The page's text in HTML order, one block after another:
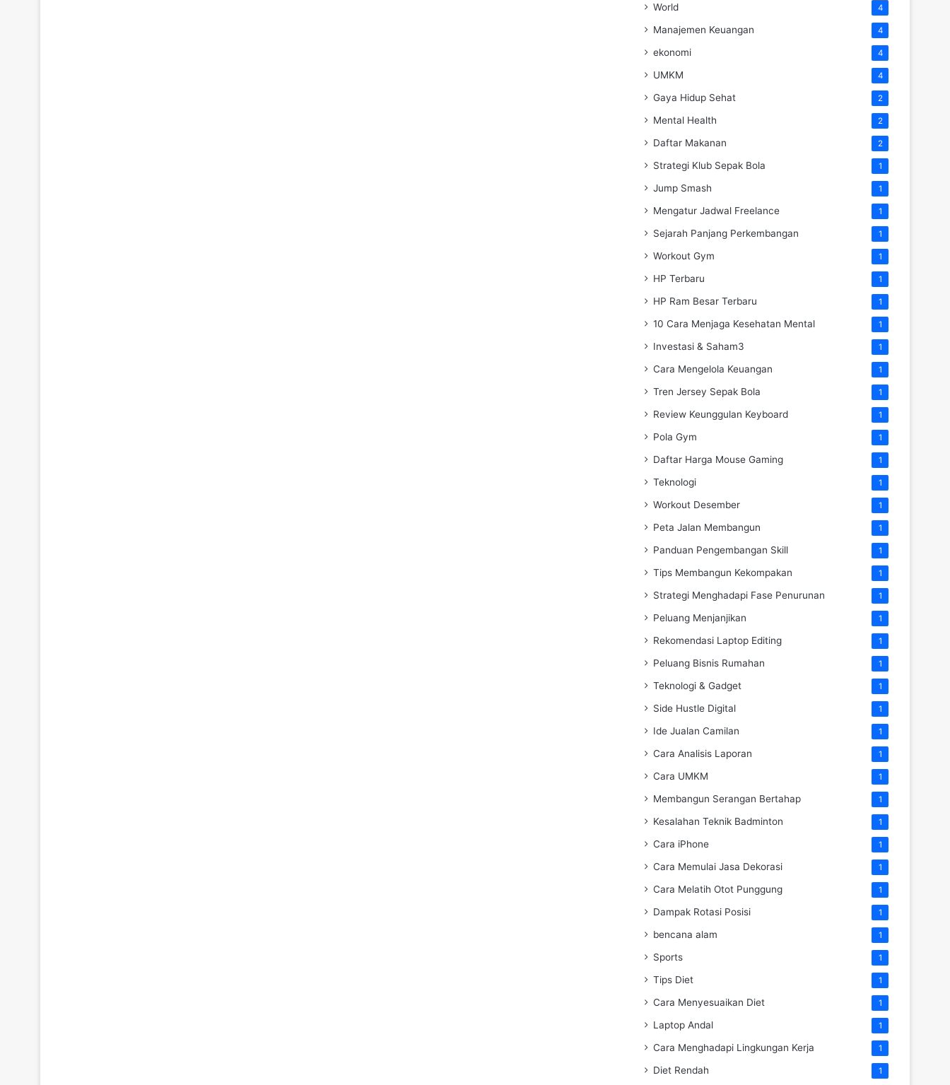
World 4
Manajemen Keuangan 4
ekonomi 4
UMKM 4
Gaya Hidup Sehat 2
Mental Health 2
Daftar Makanan 2
Strategi Klub Sepak Bola 1
Jump Smash 1
Mengatur Jadwal Freelance 1
Sejarah Panjang Perkembangan 1
Workout Gym 1
HP Terbaru 1
HP Ram Besar Terbaru 1
10 Cara Menjaga Kesehatan Mental 1
Investasi & Saham3 1
Cara Mengelola Keuangan 1
Tren Jersey Sepak Bola 1
Review Keunggulan Keyboard 1
Pola Gym 1
Daftar Harga Mouse Gaming 1
Teknologi 1
Workout Desember 1
Peta Jalan Membangun 1
Panduan Pengembangan Skill 1
Tips Membangun Kekompakan 1
Strategi Menghadapi Fase Penurunan 1
Peluang Menjanjikan 1
Rekomendasi Laptop Editing 1
Peluang Bisnis Rumahan 1
Teknologi & Gadget 1
Side Hustle Digital 1
Ide Jualan Camilan 1
Cara Analisis Laporan 1
Cara UMKM 1
Membangun Serangan Bertahap 1
Kesalahan Teknik Badminton 1
Cara iPhone 1
Cara Memulai Jasa Dekorasi 1
Cara Melatih Otot Punggung 1
Dampak Rotasi Posisi 1
bencana alam 1
Sports 1
Tips Diet 1
Cara Menyesuaikan Diet 1
Laptop Andal 1
Cara Menghadapi Lingkungan Kerja 1
Diet Rendah 1